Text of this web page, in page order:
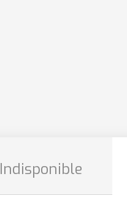
Indisponible